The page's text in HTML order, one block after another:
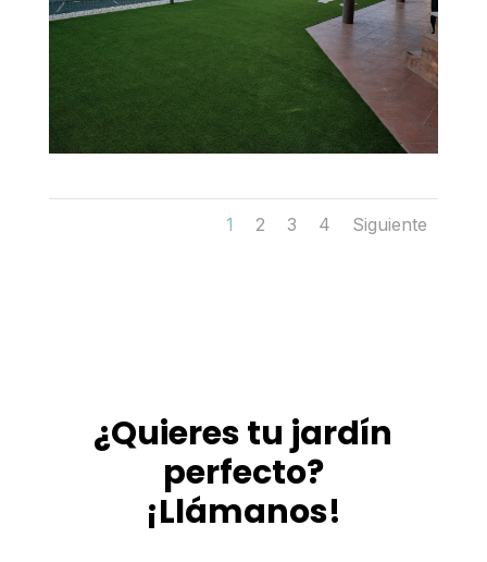
1 2 3 4 Siguiente
¿Quieres tu jardín
perfecto?
¡Llámanos!